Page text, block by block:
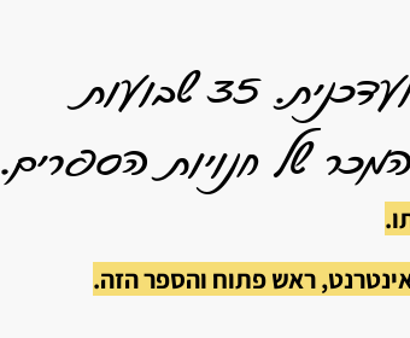
גרסת עשור מורחבת ועדכנית. 35 שבועות
של חנויות הספרים.
ראש פתוח והספר הזה.